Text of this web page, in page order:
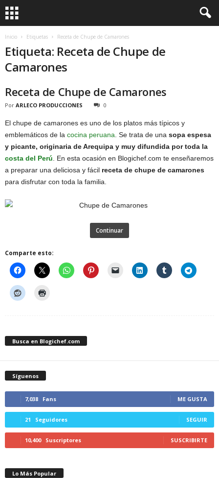
Inicio Etiquetas Receta de Chupe de Camarones
Etiqueta: Receta de Chupe de
Camarones
Receta de Chupe de Camarones
Por ARLECO PRODUCCIONES 0
El chupe de camarones es uno de los platos más típicos y
emblemáticos de la cocina peruana . Se trata de una sopa espesa
y picante, originaria de Arequipa y muy difundida por toda la
costa del Perú . En esta ocasión en Blogichef.com te enseñaremos
a preparar una deliciosa y fácil receta de chupe de camarones
para disfrutar con toda la familia.
Continuar
Comparte esto:
Busca en Blogichef.com
Síguenos
7,038 Fans ME GUSTA
21 Seguidores SEGUIR
10,400 Suscriptores SUSCRIBIRTE
Lo Más Popular